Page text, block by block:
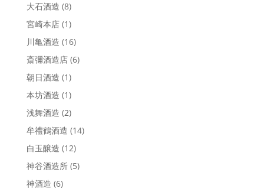
大石酒造 (8)
宮崎本店 (1)
川亀酒造 (16)
斎彌酒造店 (6)
朝日酒造 (1)
本坊酒造 (1)
浅舞酒造 (2)
牟禮鶴酒造 (14)
白玉醸造 (12)
神谷酒造所 (5)
神酒造 (6)